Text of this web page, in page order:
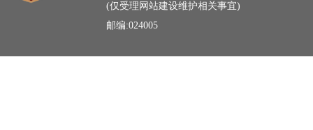
(仅受理网站建设维护相关事宜)
邮编:024005